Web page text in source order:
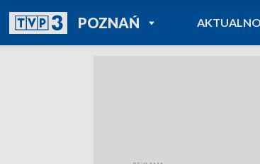
POZNAŃPOWRÓT DO
TVP REGIONY